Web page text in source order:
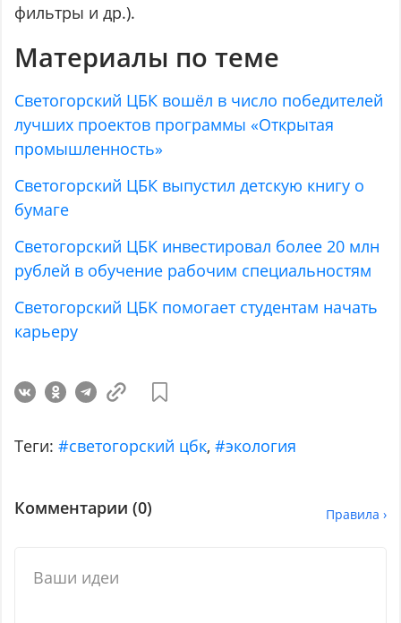
фильтры и др.).
Материалы по теме
Светогорский ЦБК вошёл в число победителей
лучших проектов программы «Открытая
промышленность»
Светогорский ЦБК выпустил детскую книгу о
бумаге
Светогорский ЦБК инвестировал более 20 млн
рублей в обучение рабочим специальностям
Светогорский ЦБК помогает студентам начать
карьеру
Теги: #светогорский цбк,#экология
Комментарии (0) Правила ›